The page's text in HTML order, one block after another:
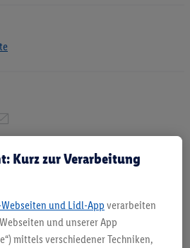
Kurz zur Verarbeitung
und Lidl-App verarbeiten
und unserer App
mittels verschiedener Techniken,